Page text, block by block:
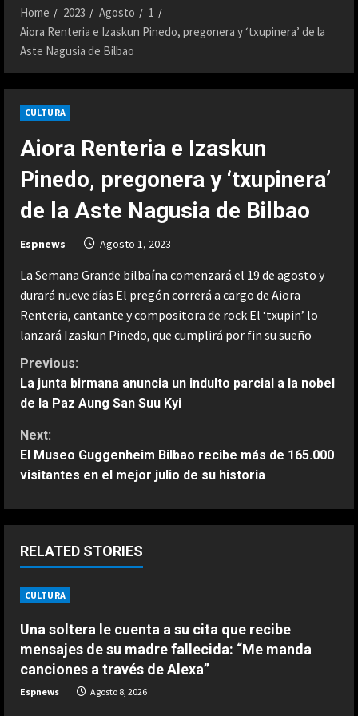
Home 2023 Agosto
1
Aiora Renteria e Izaskun Pinedo, pregonera y ‘txupinera’ de la
Aste Nagusia de Bilbao
CULTURA
Aiora Renteria e Izaskun
Pinedo, pregonera y ‘txupinera’
de la Aste Nagusia de Bilbao
Espnews Agosto 1, 2023
La Semana Grande bilbaína comenzará el 19 de agosto y
durará nueve días El pregón correrá a cargo de Aiora
Renteria, cantante y compositora de rock El ‘txupin’ lo
lanzará Izaskun Pinedo, que cumplirá por fin su sueño
C
o
n
t
i
u
e
R
e
a
Previous:
La junta birmana anuncia un indulto parcial a la nobel
de la Paz Aung San Suu Kyi
Next:
El Museo Guggenheim Bilbao recibe más de 165.000
visitantes en el mejor julio de su historia
RELATED STORIES
CULTURA
Una soltera le cuenta a su cita que recibe
mensajes de su madre fallecida: “Me manda
canciones a través de Alexa”
Espnews Agosto 8, 2026
2
Bezzecchi se derrumba; tremendo
su sufrimiento en Silverstone: “Me
van a ayudar a subir a la moto”